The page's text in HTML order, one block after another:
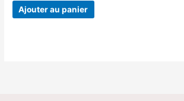
Ajouter au panier